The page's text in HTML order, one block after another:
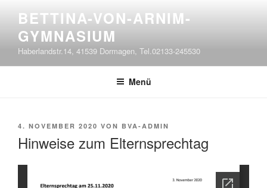
springen
BETTINA-VON-ARNIM-
GYMNASIUM
Haberlandstr.14, 41539 Dormagen, Tel.02133-245530
Menü
VERÖFFENTLICHT
4. NOVEMBER 2020 VON BVA-ADMIN
Hinweise zum Elternsprechtag